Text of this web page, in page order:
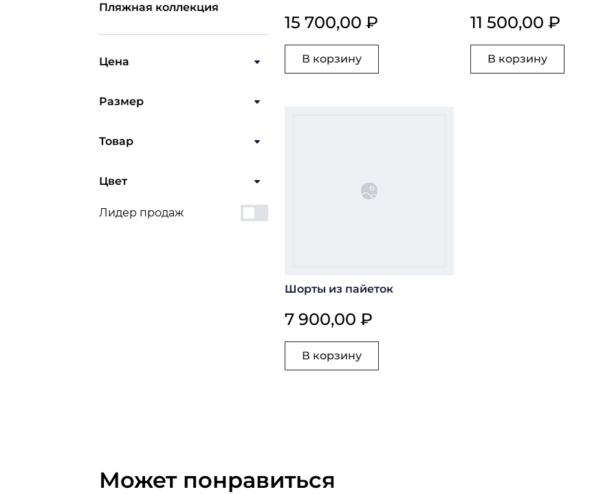
Пляжная коллекция
Цена
Размер
Товар
Цвет
Лидер продаж
15 700,00 ₽
В корзину
11 500,00 ₽
В корзину
Шорты из пайеток
7 900,00 ₽
В корзину
Может понравиться